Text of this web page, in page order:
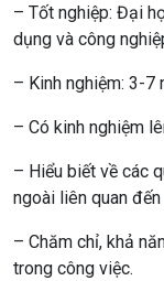
– Tốt nghiệp: Đại
dụng và công
– Kinh nghiệm: 3-7
– Có kinh nghiệm
– Hiểu biết về các
ngoài liên quan
– Chăm chỉ, khả
trong công việc.